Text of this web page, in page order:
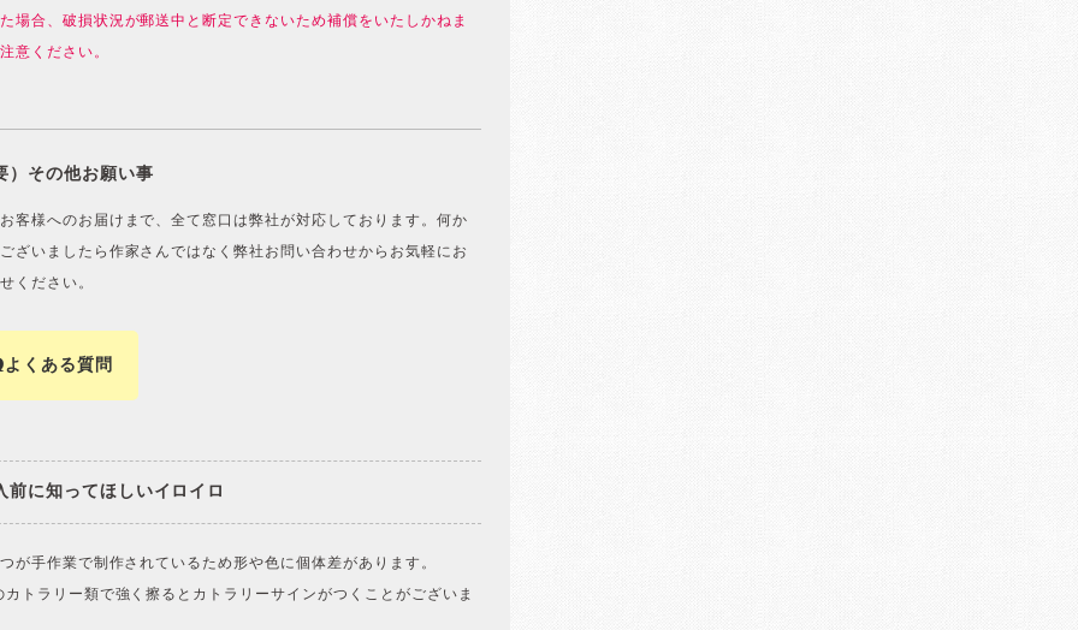
場合、破損状況が郵送中と断定できないため補償をいたしかねま
意ください。
その他お願い事
客様へのお届けまで、全て窓口は弊社が対応しております。何か
ざいましたら作家さんではなく弊社お問い合わせからお気軽にお
ください。
くある質問
前に知ってほしいイロイロ
が手作業で制作されているため形や色に個体差があります。
トラリー類で強く擦るとカトラリーサインがつくことがございま